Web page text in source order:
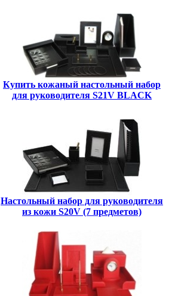
Купить кожаный настольный набор
для руководителя S21V BLACK
Настольный набор для руководителя
из кожи S20V (7 предметов)